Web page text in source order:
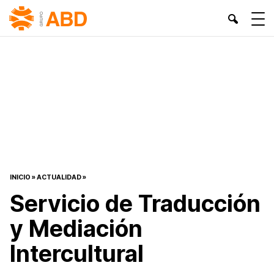
INICIO »ACTUALIDAD»
Servicio de Traducción
y Mediación
Intercultural